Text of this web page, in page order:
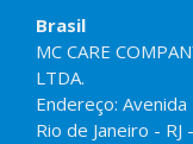
Brasil
MC CARE
LTDA.
Endereço:
Rio de Janeiro -